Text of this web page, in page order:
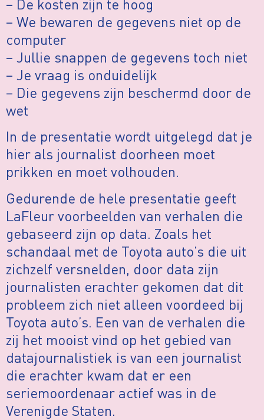
– De kosten zijn te hoog
– We bewaren de gegevens niet op de
computer
– Jullie snappen de gegevens toch niet
– Je vraag is onduidelijk
– Die gegevens zijn beschermd door de
wet
In de presentatie wordt uitgelegd dat je
hier als journalist doorheen moet
prikken en moet volhouden.
Gedurende de hele presentatie geeft
LaFleur voorbeelden van verhalen die
gebaseerd zijn op data. Zoals het
schandaal met de Toyota auto’s die uit
zichzelf versnelden, door data zijn
journalisten erachter gekomen dat dit
probleem zich niet alleen voordeed bij
Toyota auto’s. Een van de verhalen die
zij het mooist vind op het gebied van
datajournalistiek is van een journalist
die erachter kwam dat er een
seriemoordenaar actief was in de
Verenigde Staten.